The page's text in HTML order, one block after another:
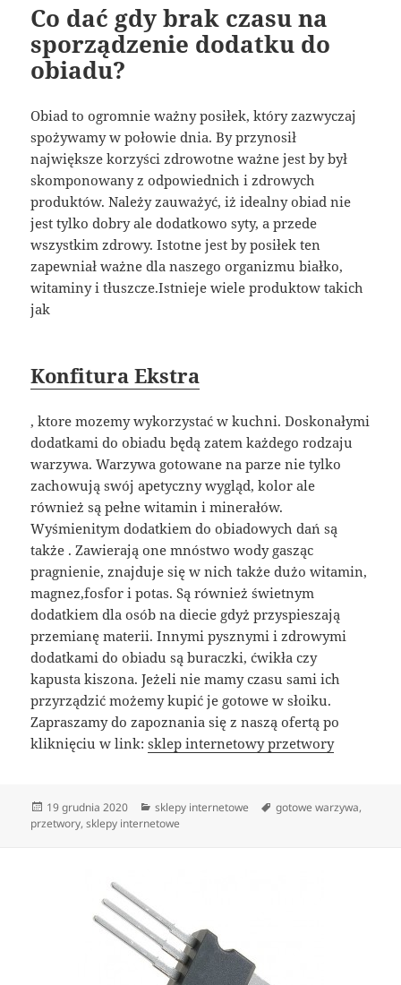
Co dać gdy brak czasu na
sporządzenie dodatku do
obiadu?
Obiad to ogromnie ważny posiłek, który zazwyczaj
spożywamy w połowie dnia. By przynosił
największe korzyści zdrowotne ważne jest by był
skomponowany z odpowiednich i zdrowych
produktów. Należy zauważyć, iż idealny obiad nie
jest tylko dobry ale dodatkowo syty, a przede
wszystkim zdrowy. Istotne jest by posiłek ten
zapewniał ważne dla naszego organizmu białko,
witaminy i tłuszcze.Istnieje wiele produktow takich
jak
Konfitura Ekstra
, ktore mozemy wykorzystać w kuchni. Doskonałymi
dodatkami do obiadu będą zatem każdego rodzaju
warzywa. Warzywa gotowane na parze nie tylko
zachowują swój apetyczny wygląd, kolor ale
również są pełne witamin i minerałów.
Wyśmienitym dodatkiem do obiadowych dań są
także . Zawierają one mnóstwo wody gasząc
pragnienie, znajduje się w nich także dużo witamin,
magnez,fosfor i potas. Są również świetnym
dodatkiem dla osób na diecie gdyż przyspieszają
przemianę materii. Innymi pysznymi i zdrowymi
dodatkami do obiadu są buraczki, ćwikła czy
kapusta kiszona. Jeżeli nie mamy czasu sami ich
przyrządzić możemy kupić je gotowe w słoiku.
Zapraszamy do zapoznania się z naszą ofertą po
kliknięciu w link:sklep internetowy przetwory
Data
publikacji
19 grudnia 2020 Kategorie
sklepy internetowe Tagi
gotowe warzywa,
przetwory,sklepy internetowe